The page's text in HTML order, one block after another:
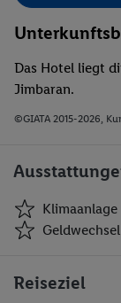
Das Hotel liegt
Jimbaran.
©GIATA 2015-2026,
Klimaanlage
Geldwechsel
Geldwechsel
Reiseziel